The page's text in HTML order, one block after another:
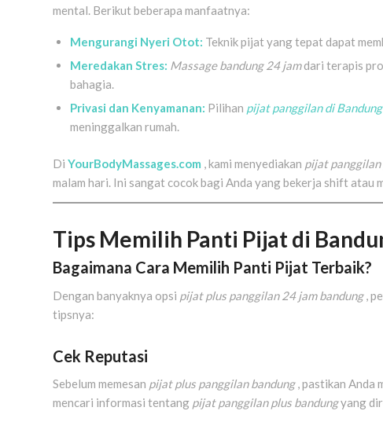
mental. Berikut beberapa manfaatnya:
Mengurangi Nyeri Otot: Teknik pijat yang tepat dapat
Meredakan Stres: Massage bandung 24 jamdari terapis
bahagia.
Privasi dan Kenyamanan: Pilihan pijat panggilan di Bandung
meninggalkan rumah.
Di YourBodyMassages.com , kami menyediakan pijat
malam hari. Ini sangat cocok bagi Anda yang bekerja shift atau
Tips Memilih Panti Pijat di
Bagaimana Cara Memilih Panti Pijat Terbaik?
Dengan banyaknya opsi pijat plus panggilan 24 jam bandung ,
tipsnya:
Cek Reputasi
Sebelum memesan pijat plus panggilan bandung, pastikan Anda
mencari informasi tentang pijat panggilan plus bandungyang